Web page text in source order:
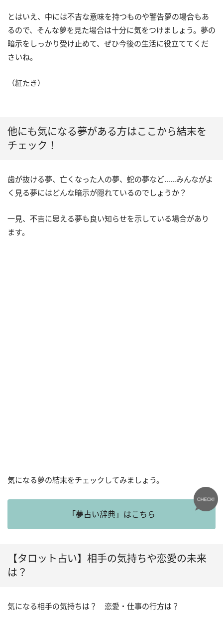
とはいえ、中には不吉な意味を持つものや警告夢の場合もあ
るので、そんな夢を見た場合は十分に気をつけましょう。夢の
暗示をしっかり受け止めて、ぜひ今後の生活に役立ててくだ
さいね。
（紅たき）
他にも気になる夢がある方はここから結末を
チェック！
歯が抜ける夢、亡くなった人の夢、蛇の夢など……みんながよ
く見る夢にはどんな暗示が隠れているのでしょうか？
一見、不吉に思える夢も良い知らせを示している場合があり
ます。
気になる夢の結末をチェックしてみましょう。
「夢占い辞典」はこちら
【タロット占い】相手の気持ちや恋愛の未来
は？
気になる相手の気持ちは？ 恋愛・仕事の行方は？